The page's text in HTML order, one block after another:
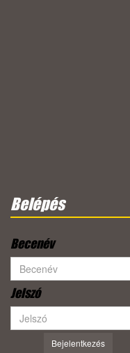
Belépés
Becenév
Jelszó
Bejelentkezés